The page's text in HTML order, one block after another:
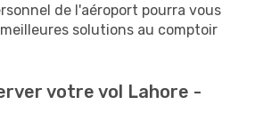
de l'aéroport pourra vous
solutions au comptoir
votre vol Lahore -